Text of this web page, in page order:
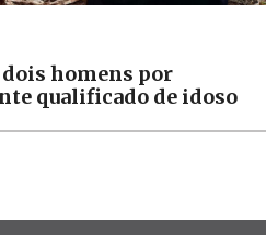
homens por
qualificado de idoso